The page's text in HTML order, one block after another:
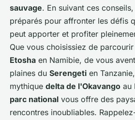
sauvage. En suivant ces
préparés pour affronter les défis
peut apporter et profiter
Que vous choisissiez de
Etosha en Namibie, de vous
plaines du Serengeti en Tanzanie
mythique delta de l'Okavango au
parc national vous offre des
rencontres inoubliables.